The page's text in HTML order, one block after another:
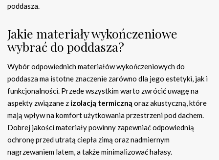
poddasza.
Jakie materiały wykończeniowe
wybrać do poddasza?
Wybór odpowiednich materiałów wykończeniowych do
poddasza ma istotne znaczenie zarówno dla jego estetyki, jak i
funkcjonalności. Przede wszystkim warto zwrócić uwagę na
aspekty związane z izolacją termiczną oraz akustyczną, które
mają wpływ na komfort użytkowania przestrzeni pod dachem.
Dobrej jakości materiały powinny zapewniać odpowiednią
ochronę przed utratą ciepła zimą oraz nadmiernym
nagrzewaniem latem, a także minimalizować hałasy.